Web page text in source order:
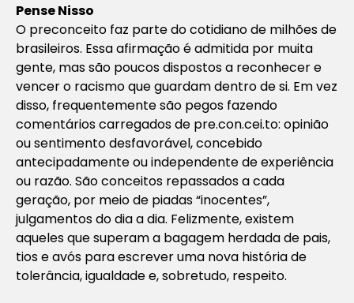
Pense Nisso
O preconceito faz parte do cotidiano de milhões de
brasileiros. Essa afirmação é admitida por muita
gente, mas são poucos dispostos a reconhecer e
vencer o racismo que guardam dentro de si. Em vez
disso, frequentemente são pegos fazendo
comentários carregados de pre.con.cei.to: opinião
ou sentimento desfavorável, concebido
antecipadamente ou independente de experiência
ou razão. São conceitos repassados a cada
geração, por meio de piadas “inocentes”,
julgamentos do dia a dia. Felizmente, existem
aqueles que superam a bagagem herdada de pais,
tios e avós para escrever uma nova história de
tolerância, igualdade e, sobretudo, respeito.